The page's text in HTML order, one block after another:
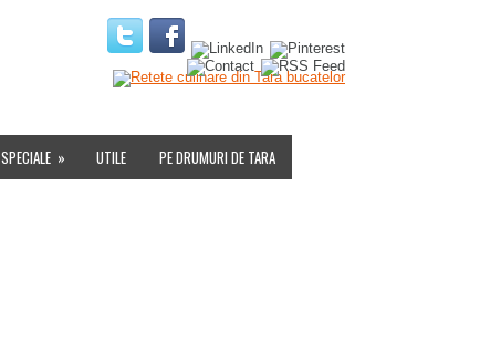
SPECIALE » UTILE PE DRUMURI DE TARA